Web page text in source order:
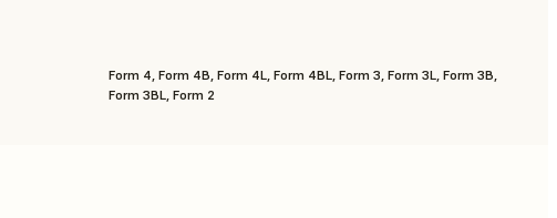
Form 4, Form 4B, Form 4L, Form 4BL, Form 3, Form 3L, Form 3B,
Form 3BL, Form 2